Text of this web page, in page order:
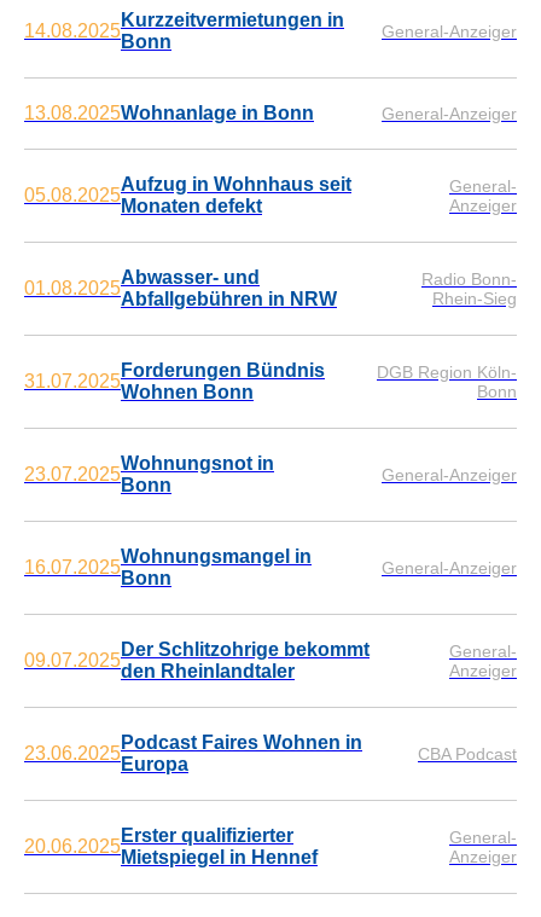
14.08.2025
Kurzzeitvermietungen in
Bonn
General-Anzeiger
13.08.2025Wohnanlage in Bonn General-Anzeiger
05.08.2025
Aufzug in Wohnhaus seit
Monaten defekt
General-
Anzeiger
01.08.2025
Abwasser- und
Abfallgebühren in NRW
Radio Bonn-
Rhein-Sieg
31.07.2025
Forderungen Bündnis
Wohnen Bonn
DGB Region Köln-
Bonn
23.07.2025
Wohnungsnot in
Bonn
General-Anzeiger
16.07.2025
Wohnungsmangel in
Bonn
General-Anzeiger
09.07.2025
Der Schlitzohrige bekommt
den Rheinlandtaler
General-
Anzeiger
23.06.2025
Podcast Faires Wohnen in
Europa
CBA Podcast
20.06.2025
Erster qualifizierter
Mietspiegel in Hennef
General-
Anzeiger